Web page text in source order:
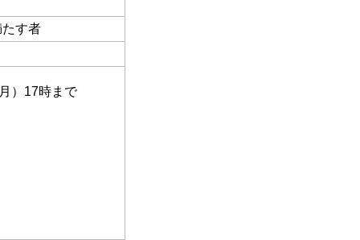
す者
）17時まで